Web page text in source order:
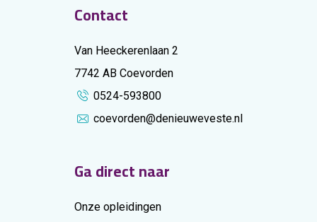
Contact
Van Heeckerenlaan 2
7742 AB Coevorden
0524-593800
coevorden@denieuweveste.nl
Ga direct naar
Onze opleidingen